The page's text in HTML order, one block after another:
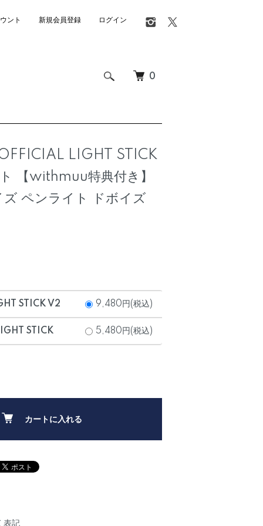
0
ント 新規会員登録 ログイン
LIGHT STICK
【withmuu特典付き】
ズ ペンライト ドボイズ
STICK V2 9,480円(税込)
STICK 5,480円(税込)
カートに入れる
表記